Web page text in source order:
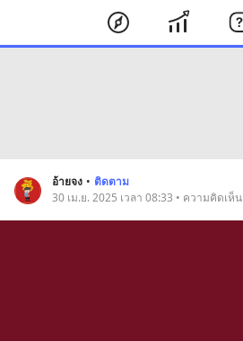
อ้ายจง • ติดตาม
30 เม.ย. 2025 เวลา 08:33 • ความคิดเห็น